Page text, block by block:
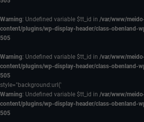
Warning: Undefined variable $tt_id in /var/www/
content/plugins/wp-display-header/class-obenland-
505
Warning: Undefined variable $tt_id in /var/www/
content/plugins/wp-display-header/class-obenland-
505
style="background:url('
Warning: Undefined variable $tt_id in /var/www/
content/plugins/wp-display-header/class-obenland-
505